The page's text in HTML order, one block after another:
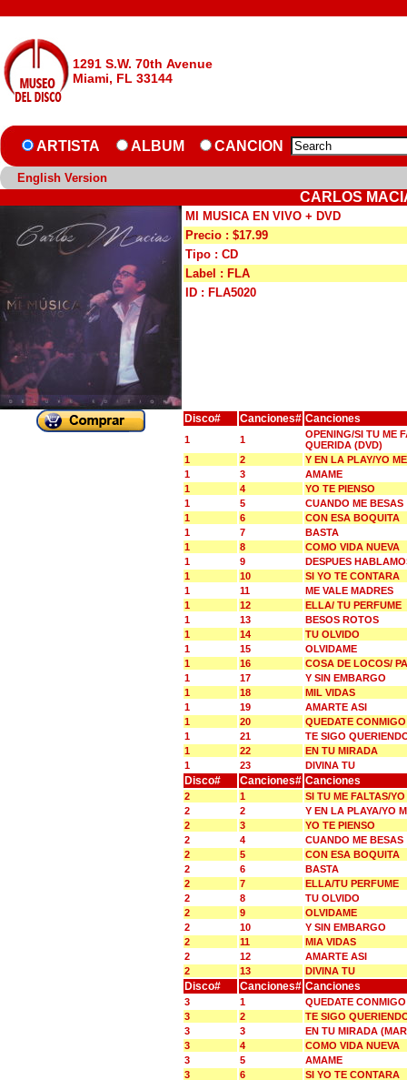
1291 S.W. 70th Avenue
Miami, FL 33144
ARTISTA ALBUM CANCION
English Version
CARLOS
MI MUSICA EN VIVO + DVD
Precio : $17.99
Tipo : CD
Label : FLA
ID : FLA5020
Disco# Canciones# Canciones
1 1
OPENING/SI TU ME
QUERIDA (DVD)
1
2
Y EN LA PLAY/YO
1
3
AMAME
1
4
YO TE PIENSO
1
5
CUANDO ME BESAS
1
6
CON ESA BOQUITA
1
7
BASTA
1
8
COMO VIDA NUEVA
1
9
DESPUES
1
10
SI YO TE CONTARA
1
11
ME VALE MADRES
1
12
ELLA/ TU PERFUME
1
13
BESOS ROTOS
1
14
TU OLVIDO
1
15
OLVIDAME
1
16
COSA DE LOCOS/
1
17
Y SIN EMBARGO
1
18
MIL VIDAS
1
19
AMARTE ASI
1
20
QUEDATE CONMIGO
1
21
TE SIGO
1
22
EN TU MIRADA
1
23 DIVINA TU
Disco# Canciones# Canciones
2 1
SI TU ME FALTAS/
2
2
Y EN LA PLAYA/YO
2
3
YO TE PIENSO
2
4
CUANDO ME BESAS
2
5
CON ESA BOQUITA
2
6
BASTA
2
7
ELLA/TU PERFUME
2
8
TU OLVIDO
2
9
OLVIDAME
2
10
Y SIN EMBARGO
2
11
MIA VIDAS
2
12
AMARTE ASI
2
13 DIVINA TU
Disco# Canciones# Canciones
3 1
QUEDATE
3
2
TE SIGO
3
3
EN TU MIRADA
3
4
COMO VIDA NUEVA
3
5
AMAME
3
6
SI YO TE CONTARA